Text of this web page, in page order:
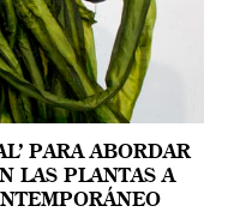
PARA ABORDAR
LAS PLANTAS A